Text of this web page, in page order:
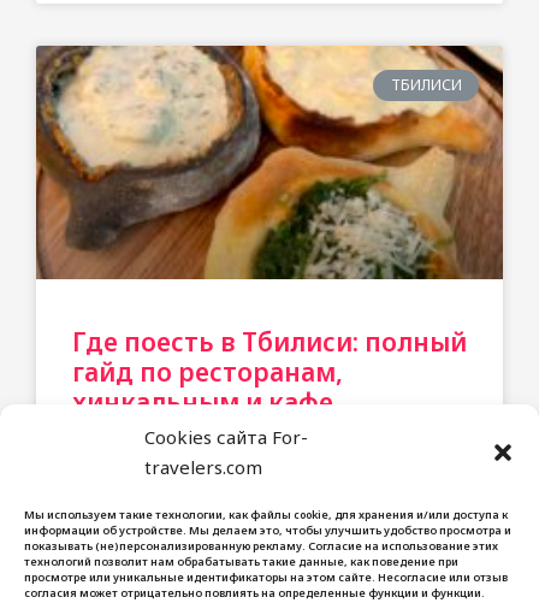
Cookies сайта For-
travelers.com
Мы используем такие технологии, как файлы cookie, для хранения и/или доступа к
информации об устройстве. Мы делаем это, чтобы улучшить удобство просмотра и
показывать (не)персонализированную рекламу. Согласие на использование этих
технологий позволит нам обрабатывать такие данные, как поведение при
просмотре или уникальные идентификаторы на этом сайте. Несогласие или отзыв
согласия может отрицательно повлиять на определенные функции и функции.
ТБИЛИСИ
Где поесть в Тбилиси: полный
гайд по ресторанам,
хинкальным и кафе
For Travelers
Блог
Контакты